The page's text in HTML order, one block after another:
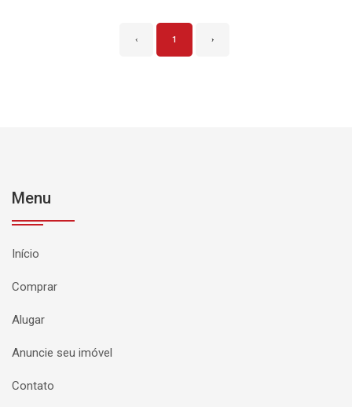
‹ 1 ›
Menu
Início
Comprar
Alugar
Anuncie seu imóvel
Contato